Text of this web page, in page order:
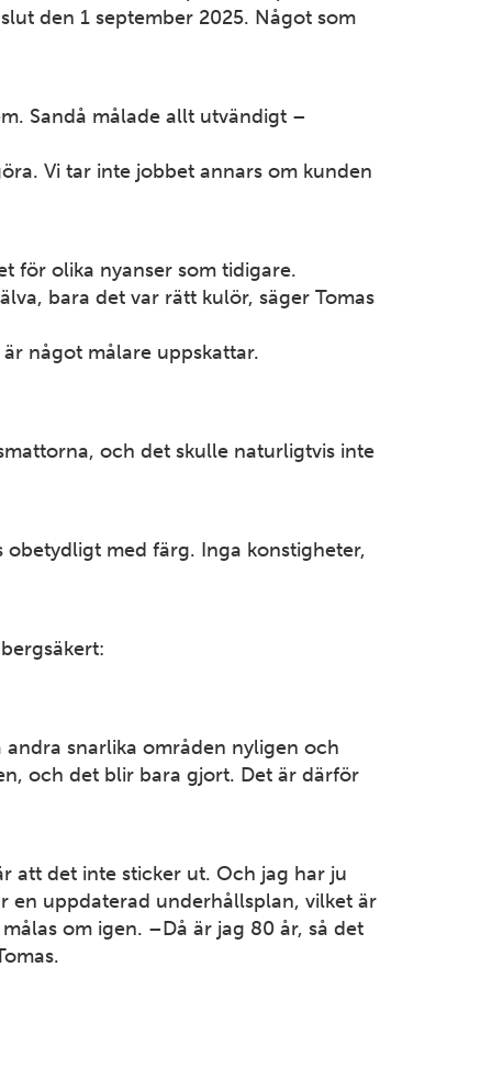
Främbyvägen 8 791 52 Falun Tel: 023-100 13
UPPLAND
Gnejsgatan 5 749 40 Enköping Tel: 0171-203 00
SÖDERMANLAND
Fraktgatan 7 631 02 Eskilstuna Tel: 016-17 18 00
Åkarevägen 4 311 32 Falkenberg Tel: 0346-818 18
GÄSTRIKLAND
Mer information
Aröds Industriväg 76 417 05 Göteborg Tel: 031-338 74
80
Mer information
den 1 september 2025. Något som
Sandå målade allt utvändigt –
Vi tar inte jobbet annars om kunden
för olika nyanser som tidigare.
bara det var rätt kulör, säger Tomas
något målare uppskattar.
och det skulle naturligtvis inte
med färg. Inga konstigheter,
andra snarlika områden nyligen och
och det blir bara gjort. Det är därför
att det inte sticker ut. Och jag har ju
en uppdaterad underhållsplan, vilket är
om igen. –Då är jag 80 år, så det